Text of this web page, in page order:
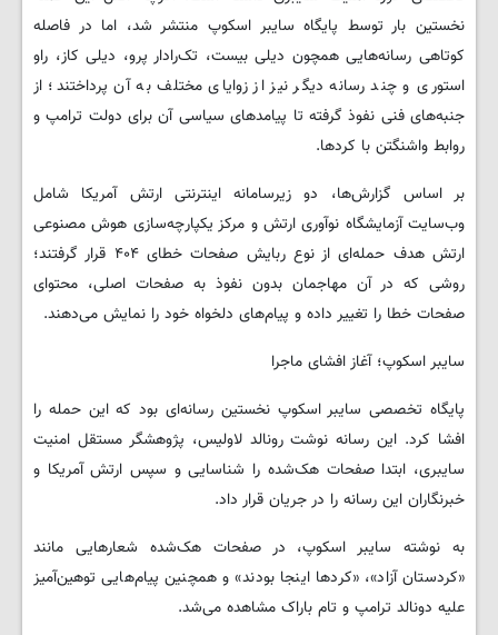
نخستین بار توسط پایگاه سایبر اسکوپ منتشر شد، اما در فاصله
کوتاهی رسانه‌هایی همچون دیلی بیست، تک‌رادار پرو، دیلی کاز، راو
استوری و چند رسانه دیگر نیز از زوایای مختلف به آن پرداختند؛ از
جنبه‌های فنی نفوذ گرفته تا پیامدهای سیاسی آن برای دولت ترامپ و
روابط واشنگتن با کردها.
بر اساس گزارش‌ها، دو زیرسامانه اینترنتی ارتش آمریکا شامل
وب‌سایت آزمایشگاه نوآوری ارتش و مرکز یکپارچه‌سازی هوش مصنوعی
ارتش هدف حمله‌ای از نوع ربایش صفحات خطای ۴۰۴ قرار گرفتند؛
روشی که در آن مهاجمان بدون نفوذ به صفحات اصلی، محتوای
صفحات خطا را تغییر داده و پیام‌های دلخواه خود را نمایش می‌دهند.
سایبر اسکوپ؛ آغاز افشای ماجرا
پایگاه تخصصی سایبر اسکوپ نخستین رسانه‌ای بود که این حمله را
افشا کرد. این رسانه نوشت رونالد لاولیس، پژوهشگر مستقل امنیت
سایبری، ابتدا صفحات هک‌شده را شناسایی و سپس ارتش آمریکا و
خبرنگاران این رسانه را در جریان قرار داد.
به نوشته سایبر اسکوپ، در صفحات هک‌شده شعارهایی مانند
«کردستان آزاد»، «کردها اینجا بودند» و همچنین پیام‌هایی توهین‌آمیز
علیه دونالد ترامپ و تام باراک مشاهده می‌شد.